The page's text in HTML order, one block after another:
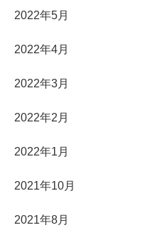
2022年5月
2022年4月
2022年3月
2022年2月
2022年1月
2021年10月
2021年8月